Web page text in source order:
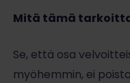
Mitä tämä
Se, että osa
myöhemmin, ei